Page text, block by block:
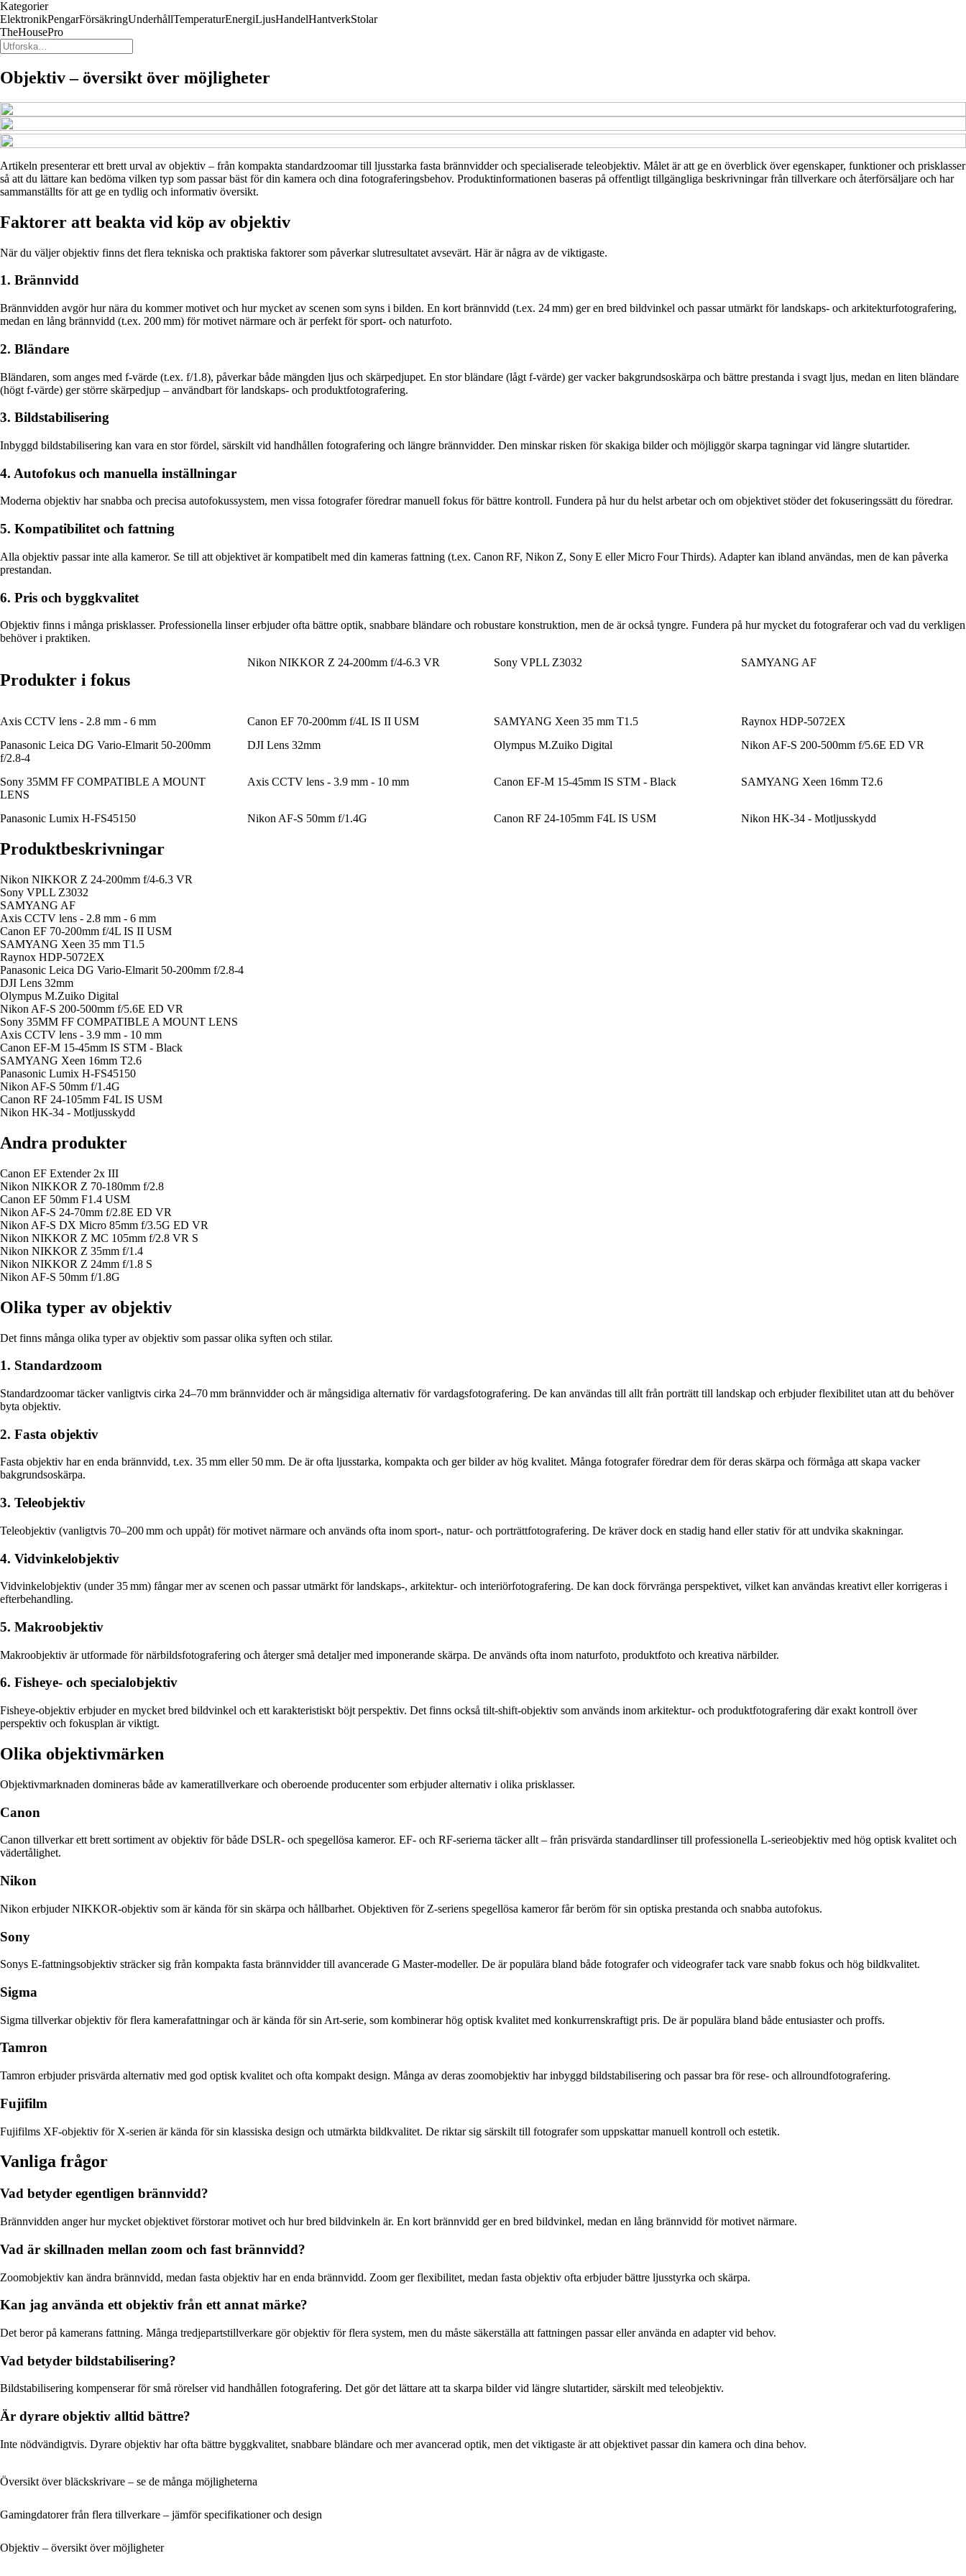
Kategorier
ElektronikPengarFörsäkringUnderhållTemperaturEnergiLjusHandelHantverkStolar
TheHousePro
Objektiv – översikt över möjligheter
Artikeln presenterar ett brett urval av objektiv – från kompakta standardzoomar till ljusstarka fasta brännvidder och specialiserade teleobjektiv. Målet är att ge en överblick över egenskaper, funktioner och prisklasser
så att du lättare kan bedöma vilken typ som passar bäst för din kamera och dina fotograferingsbehov. Produktinformationen baseras på offentligt tillgängliga beskrivningar från tillverkare och återförsäljare och har
sammanställts för att ge en tydlig och informativ översikt.
Faktorer att beakta vid köp av objektiv
När du väljer objektiv finns det flera tekniska och praktiska faktorer som påverkar slutresultatet avsevärt. Här är några av de viktigaste.
1. Brännvidd
Brännvidden avgör hur nära du kommer motivet och hur mycket av scenen som syns i bilden. En kort brännvidd (t.ex. 24 mm) ger en bred bildvinkel och passar utmärkt för landskaps- och arkitekturfotografering,
medan en lång brännvidd (t.ex. 200 mm) för motivet närmare och är perfekt för sport- och naturfoto.
2. Bländare
Bländaren, som anges med f-värde (t.ex. f/1.8), påverkar både mängden ljus och skärpedjupet. En stor bländare (lågt f-värde) ger vacker bakgrundsoskärpa och bättre prestanda i svagt ljus, medan en liten bländare
(högt f-värde) ger större skärpedjup – användbart för landskaps- och produktfotografering.
3. Bildstabilisering
Inbyggd bildstabilisering kan vara en stor fördel, särskilt vid handhållen fotografering och längre brännvidder. Den minskar risken för skakiga bilder och möjliggör skarpa tagningar vid längre slutartider.
4. Autofokus och manuella inställningar
Moderna objektiv har snabba och precisa autofokussystem, men vissa fotografer föredrar manuell fokus för bättre kontroll. Fundera på hur du helst arbetar och om objektivet stöder det fokuseringssätt du föredrar.
5. Kompatibilitet och fattning
Alla objektiv passar inte alla kameror. Se till att objektivet är kompatibelt med din kameras fattning (t.ex. Canon RF, Nikon Z, Sony E eller Micro Four Thirds). Adapter kan ibland användas, men de kan påverka
prestandan.
6. Pris och byggkvalitet
Objektiv finns i många prisklasser. Professionella linser erbjuder ofta bättre optik, snabbare bländare och robustare konstruktion, men de är också tyngre. Fundera på hur mycket du fotograferar och vad du verkligen
behöver i praktiken.
Produkter i fokus
Nikon NIKKOR Z 24-200mm f/4-6.3 VR Sony VPLL Z3032 SAMYANG AF
Axis CCTV lens - 2.8 mm - 6 mm Canon EF 70-200mm f/4L IS II USM SAMYANG Xeen 35 mm T1.5
Raynox HDP-5072EX
Panasonic Leica DG Vario-Elmarit 50-200mm
f/2.8-4
DJI Lens 32mm Olympus M.Zuiko Digital Nikon AF-S 200-500mm f/5.6E ED VR
Sony 35MM FF COMPATIBLE A MOUNT
LENS
Axis CCTV lens - 3.9 mm - 10 mm Canon EF-M 15-45mm IS STM - Black SAMYANG Xeen 16mm T2.6
Panasonic Lumix H-FS45150 Nikon AF-S 50mm f/1.4G Canon RF 24-105mm F4L IS USM Nikon HK-34 - Motljusskydd
Produktbeskrivningar
Nikon NIKKOR Z 24-200mm f/4-6.3 VR
Sony VPLL Z3032
SAMYANG AF
Axis CCTV lens - 2.8 mm - 6 mm
Canon EF 70-200mm f/4L IS II USM
SAMYANG Xeen 35 mm T1.5
Raynox HDP-5072EX
Panasonic Leica DG Vario-Elmarit 50-200mm f/2.8-4
DJI Lens 32mm
Olympus M.Zuiko Digital
Nikon AF-S 200-500mm f/5.6E ED VR
Sony 35MM FF COMPATIBLE A MOUNT LENS
Axis CCTV lens - 3.9 mm - 10 mm
Canon EF-M 15-45mm IS STM - Black
SAMYANG Xeen 16mm T2.6
Panasonic Lumix H-FS45150
Nikon AF-S 50mm f/1.4G
Canon RF 24-105mm F4L IS USM
Nikon HK-34 - Motljusskydd
Andra produkter
Canon EF Extender 2x III
Nikon NIKKOR Z 70-180mm f/2.8
Canon EF 50mm F1.4 USM
Nikon AF-S 24-70mm f/2.8E ED VR
Nikon AF-S DX Micro 85mm f/3.5G ED VR
Nikon NIKKOR Z MC 105mm f/2.8 VR S
Nikon NIKKOR Z 35mm f/1.4
Nikon NIKKOR Z 24mm f/1.8 S
Nikon AF-S 50mm f/1.8G
Olika typer av objektiv
Det finns många olika typer av objektiv som passar olika syften och stilar.
1. Standardzoom
Standardzoomar täcker vanligtvis cirka 24–70 mm brännvidder och är mångsidiga alternativ för vardagsfotografering. De kan användas till allt från porträtt till landskap och erbjuder flexibilitet utan att du behöver
byta objektiv.
2. Fasta objektiv
Fasta objektiv har en enda brännvidd, t.ex. 35 mm eller 50 mm. De är ofta ljusstarka, kompakta och ger bilder av hög kvalitet. Många fotografer föredrar dem för deras skärpa och förmåga att skapa vacker
bakgrundsoskärpa.
3. Teleobjektiv
Teleobjektiv (vanligtvis 70–200 mm och uppåt) för motivet närmare och används ofta inom sport-, natur- och porträttfotografering. De kräver dock en stadig hand eller stativ för att undvika skakningar.
4. Vidvinkelobjektiv
Vidvinkelobjektiv (under 35 mm) fångar mer av scenen och passar utmärkt för landskaps-, arkitektur- och interiörfotografering. De kan dock förvränga perspektivet, vilket kan användas kreativt eller korrigeras i
efterbehandling.
5. Makroobjektiv
Makroobjektiv är utformade för närbildsfotografering och återger små detaljer med imponerande skärpa. De används ofta inom naturfoto, produktfoto och kreativa närbilder.
6. Fisheye- och specialobjektiv
Fisheye-objektiv erbjuder en mycket bred bildvinkel och ett karakteristiskt böjt perspektiv. Det finns också tilt-shift-objektiv som används inom arkitektur- och produktfotografering där exakt kontroll över
perspektiv och fokusplan är viktigt.
Olika objektivmärken
Objektivmarknaden domineras både av kameratillverkare och oberoende producenter som erbjuder alternativ i olika prisklasser.
Canon
Canon tillverkar ett brett sortiment av objektiv för både DSLR- och spegellösa kameror. EF- och RF-serierna täcker allt – från prisvärda standardlinser till professionella L-serieobjektiv med hög optisk kvalitet och
vädertålighet.
Nikon
Nikon erbjuder NIKKOR-objektiv som är kända för sin skärpa och hållbarhet. Objektiven för Z-seriens spegellösa kameror får beröm för sin optiska prestanda och snabba autofokus.
Sony
Sonys E-fattningsobjektiv sträcker sig från kompakta fasta brännvidder till avancerade G Master-modeller. De är populära bland både fotografer och videografer tack vare snabb fokus och hög bildkvalitet.
Sigma
Sigma tillverkar objektiv för flera kamerafattningar och är kända för sin Art-serie, som kombinerar hög optisk kvalitet med konkurrenskraftigt pris. De är populära bland både entusiaster och proffs.
Tamron
Tamron erbjuder prisvärda alternativ med god optisk kvalitet och ofta kompakt design. Många av deras zoomobjektiv har inbyggd bildstabilisering och passar bra för rese- och allroundfotografering.
Fujifilm
Fujifilms XF-objektiv för X-serien är kända för sin klassiska design och utmärkta bildkvalitet. De riktar sig särskilt till fotografer som uppskattar manuell kontroll och estetik.
Vanliga frågor
Vad betyder egentligen brännvidd?
Brännvidden anger hur mycket objektivet förstorar motivet och hur bred bildvinkeln är. En kort brännvidd ger en bred bildvinkel, medan en lång brännvidd för motivet närmare.
Vad är skillnaden mellan zoom och fast brännvidd?
Zoomobjektiv kan ändra brännvidd, medan fasta objektiv har en enda brännvidd. Zoom ger flexibilitet, medan fasta objektiv ofta erbjuder bättre ljusstyrka och skärpa.
Kan jag använda ett objektiv från ett annat märke?
Det beror på kamerans fattning. Många tredjepartstillverkare gör objektiv för flera system, men du måste säkerställa att fattningen passar eller använda en adapter vid behov.
Vad betyder bildstabilisering?
Bildstabilisering kompenserar för små rörelser vid handhållen fotografering. Det gör det lättare att ta skarpa bilder vid längre slutartider, särskilt med teleobjektiv.
Är dyrare objektiv alltid bättre?
Inte nödvändigtvis. Dyrare objektiv har ofta bättre byggkvalitet, snabbare bländare och mer avancerad optik, men det viktigaste är att objektivet passar din kamera och dina behov.
Översikt över bläckskrivare – se de många möjligheterna
Gamingdatorer från flera tillverkare – jämför specifikationer och design
Objektiv – översikt över möjligheter